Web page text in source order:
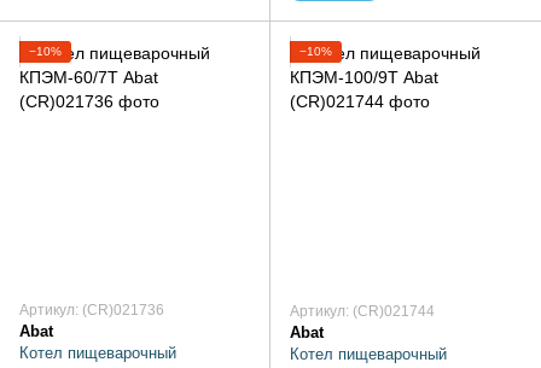
−10%
Артикул: (CR)021736
Abat
Котел пищеварочный
−10%
Артикул: (CR)021744
Abat
Котел пищеварочный